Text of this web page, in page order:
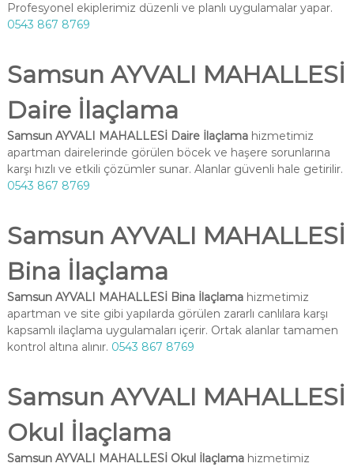
Profesyonel ekiplerimiz düzenli ve planlı uygulamalar yapar.
0543 867 8769
Samsun AYVALI MAHALLESİ
Daire İlaçlama
Samsun AYVALI MAHALLESİ Daire İlaçlamahizmetimiz
apartman dairelerinde görülen böcek ve haşere sorunlarına
karşı hızlı ve etkili çözümler sunar. Alanlar güvenli hale getirilir.
0543 867 8769
Samsun AYVALI MAHALLESİ
Bina İlaçlama
Samsun AYVALI MAHALLESİ Bina İlaçlamahizmetimiz
apartman ve site gibi yapılarda görülen zararlı canlılara karşı
kapsamlı ilaçlama uygulamaları içerir. Ortak alanlar tamamen
kontrol altına alınır. 0543 867 8769
Samsun AYVALI MAHALLESİ
Okul İlaçlama
Samsun AYVALI MAHALLESİ Okul İlaçlamahizmetimiz